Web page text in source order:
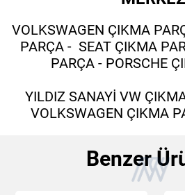
VOLKSWAGEN ÇIKMA
PARÇA - SEAT ÇIKMA
PARÇA - PORSCHE
YILDIZ SANAYİ VW
VOLKSWAGEN ÇIKMA
Benzer